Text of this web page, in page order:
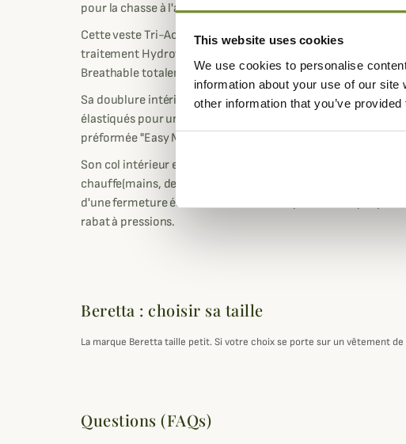
This website uses cookies
We use cookies to personalise
information about your use of our
other information that you’ve
pour la chasse à l'approche ou sur mirador afin d'être
Cette veste Tri-Active est confectionnée dans un tissu en
traitement Hydrofuge DWR et possède une membrane
Breathable totalement imperméable.
Sa doublure intérieure est élastique et elle possède des
élastiqués pour une liberté de mouvements optimale. Sa
préformée "Easy Movement" pour empêcher de gêner le
Son col intérieur est en micro polaire doux et elle est dotée de
chauffe(mains, deux poches à soufflet avec rabat, d'une
d'une fermeture éclair bidirectionnelle qui remonte jusqu'au
rabat à pressions.
Beretta : choisir sa taille
La marque Beretta taille petit. Si votre choix se porte sur un vêtement
Questions (FAQs)